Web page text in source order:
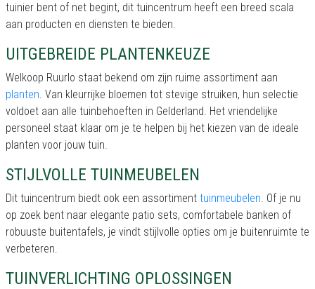
tuinier bent of net begint, dit tuincentrum heeft een breed scala
aan producten en diensten te bieden.
UITGEBREIDE PLANTENKEUZE
Welkoop Ruurlo staat bekend om zijn ruime assortiment aan
planten. Van kleurrijke bloemen tot stevige struiken, hun selectie
voldoet aan alle tuinbehoeften in Gelderland. Het vriendelijke
personeel staat klaar om je te helpen bij het kiezen van de ideale
planten voor jouw tuin.
STIJLVOLLE TUINMEUBELEN
Dit tuincentrum biedt ook een assortiment tuinmeubelen. Of je nu
op zoek bent naar elegante patio sets, comfortabele banken of
robuuste buitentafels, je vindt stijlvolle opties om je buitenruimte te
verbeteren.
TUINVERLICHTING OPLOSSINGEN